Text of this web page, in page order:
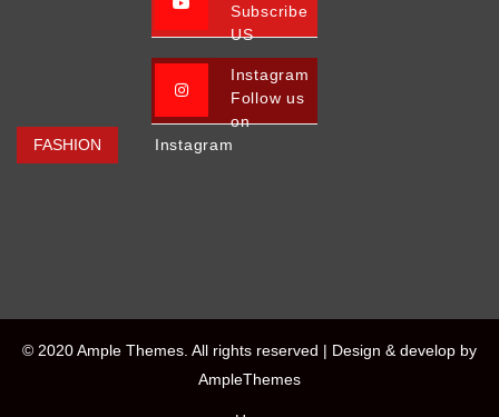
FASHION
Subscribe
US
Instagram
Follow us
on
Instagram
© 2020 Ample Themes. All rights reserved | Design & develop by
AmpleThemes